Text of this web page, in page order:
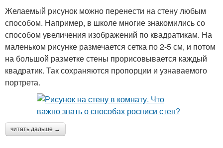
Желаемый рисунок можно перенести на стену любым
способом. Например, в школе многие знакомились со
способом увеличения изображений по квадратикам. На
маленьком рисунке размечается сетка по 2-5 см, и потом
на большой разметке стены прорисовывается каждый
квадратик. Так сохраняются пропорции и узнаваемого
портрета.
читать дальше →